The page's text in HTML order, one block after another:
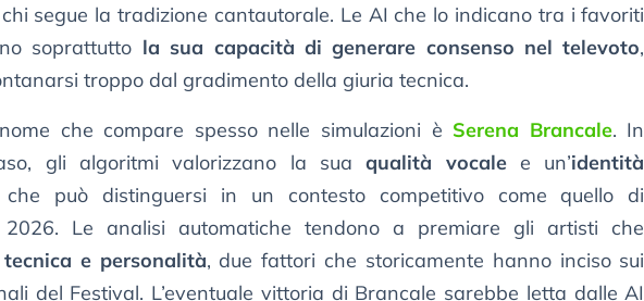
segue la tradizione cantautorale. Le AI che lo indicano tra i favoriti
soprattutto la sua capacità di generare consenso nel televoto,
troppo dal gradimento della giuria tecnica.
che compare spesso nelle simulazioni è Serena Brancale. In
gli algoritmi valorizzano la suaqualità vocalee un’identità
che può distinguersi in un contesto competitivo come quello di
2026. Le analisi automatiche tendono a premiare gli artisti che
e personalità, due fattori che storicamente hanno inciso sui
del Festival. L’eventuale vittoria di Brancale sarebbe letta dalle AI